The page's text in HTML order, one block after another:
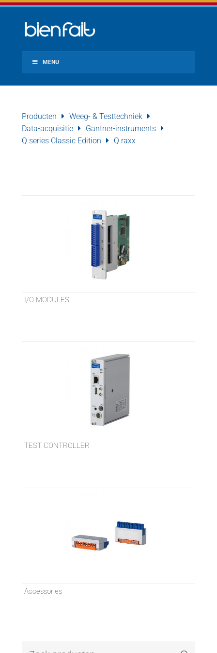
MENU
Producten
Weeg- & Testtechniek
Data-acquisitie
Gantner-instruments
Q.series Classic Edition
Q.raxx
I/O MODULES
TEST CONTROLLER
Accessories